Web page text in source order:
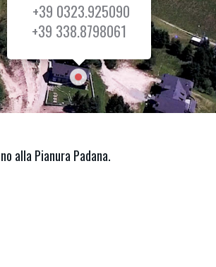
alla Pianura Padana.
+39 0323.925090
+39 338.8798061